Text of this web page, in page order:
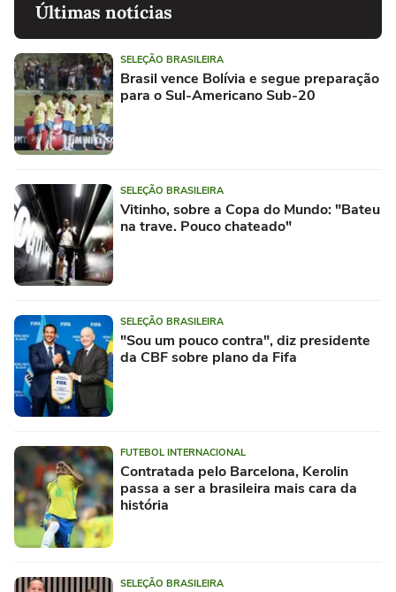
Últimas notícias
SELEÇÃO BRASILEIRA
Brasil vence Bolívia e segue preparação
para o Sul-Americano Sub-20
SELEÇÃO BRASILEIRA
Vitinho, sobre a Copa do Mundo: "Bateu
na trave. Pouco chateado"
SELEÇÃO BRASILEIRA
"Sou um pouco contra", diz presidente
da CBF sobre plano da Fifa
FUTEBOL INTERNACIONAL
Contratada pelo Barcelona, Kerolin
passa a ser a brasileira mais cara da
história
SELEÇÃO BRASILEIRA